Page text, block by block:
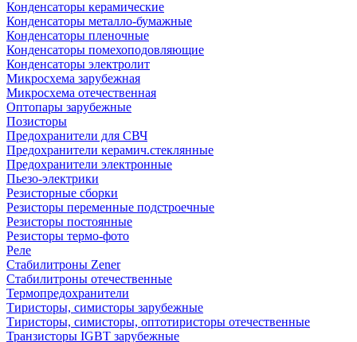
Конденсаторы керамические
Конденсаторы металло-бумажные
Конденсаторы пленочные
Конденсаторы помехоподовляющие
Конденсаторы электролит
Микросхема зарубежная
Микросхема отечественная
Оптопары зарубежные
Позисторы
Предохранители для СВЧ
Предохранители керамич.стеклянные
Предохранители электронные
Пьезо-электрики
Резисторные сборки
Резисторы переменные подстроечные
Резисторы постоянные
Резисторы термо-фото
Реле
Стабилитроны Zener
Стабилитроны отечественные
Термопредохранители
Тиристоры, симисторы зарубежные
Тиристоры, симисторы, оптотиристоры отечественные
Транзисторы IGBT зарубежные